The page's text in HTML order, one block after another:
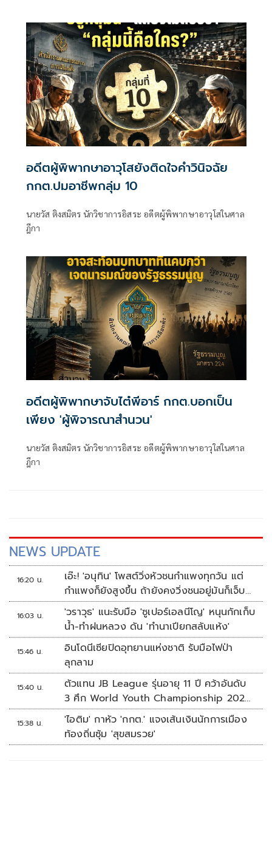
อดีตผู้พิพากษาอาวุโสยังติดใจคำวินิจฉัย
กกต.ปมอาชีพกลุ่ม 10
นายวัส ติงสมิตร นักวิชาการอิสระ อดีตผู้พิพากษาอาวุโสในศาล
ฎีกา
อดีตผู้พิพากษาจับไต๋พีอาร์ กกต.บอกเป็น
เพียง 'ผู้พิจารณาสำนวน'
นายวัส ติงสมิตร นักวิชาการอิสระ อดีตผู้พิพากษาอาวุใสในศาล
ฎีกา
NEWS UPDATE
16:20 น.
เอ๊ะ! 'อนุทิน' โพสต์วิ่งหัวชนกำแพงทุกวัน แต่
กำแพงก็ยังสูงขึ้น ถ้ายังคงวิ่งชนอยู่มันก็เจ็บ
หัวอีก
16:03 น.
'วราวุธ' แนะรับมือ 'ซูเปอร์เอลนีโญ' หนุนกักเก็บ
น้ำ-ทำฝนหลวง ดัน 'ทำนาเปียกสลับแห้ง'
15:46 น.
อินโดนีเซียปิดอุทยานแห่งชาติ รับมือไฟป่า
ลุกลาม
15:40 น.
ตัวแทน JB League รุ่นอายุ 11 ปี คว้าอันดับ
3 ศึก World Youth Championship 2026
ที่สิงคโปร์
15:38 น.
'ไอติม' กาหัว 'กกต.' แจงเส้นเงินนักการเมือง
ท้องถิ่นซุ้ม 'สุขสมรวย'